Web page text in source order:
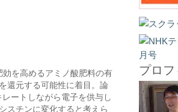
を高めるアミノ酸肥料の有
還元する可能性に着目。論
ートしながら電子を供与し
スチンに変化すると考えら
プロ